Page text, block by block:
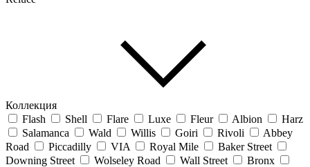
Коллекция
Flash
Shell Flare Luxe Fleur Albion
Harz
Salamanca
Wald Willis Goiri Rivoli
Abbey
Road
Piccadilly VIA Royal Mile
Baker Street
Downing Street
Wolseley Road Wall Street
Bronx